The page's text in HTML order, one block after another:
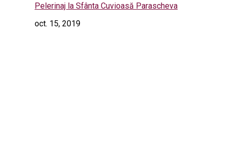
Pelerinaj la Sfânta Cuvioasă Parascheva
oct. 15, 2019